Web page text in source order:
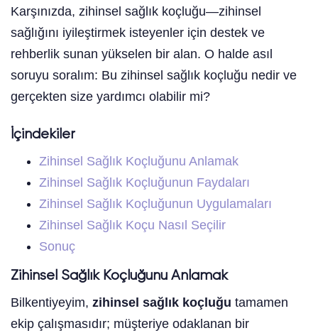
Karşınızda, zihinsel sağlık koçluğu—zihinsel
sağlığını iyileştirmek isteyenler için destek ve
rehberlik sunan yükselen bir alan. O halde asıl
soruyu soralım: Bu zihinsel sağlık koçluğu nedir ve
gerçekten size yardımcı olabilir mi?
İçindekiler
Zihinsel Sağlık Koçluğunu Anlamak
Zihinsel Sağlık Koçluğunun Faydaları
Zihinsel Sağlık Koçluğunun Uygulamaları
Zihinsel Sağlık Koçu Nasıl Seçilir
Sonuç
Zihinsel Sağlık Koçluğunu Anlamak
Bilkentiyeyim, zihinsel sağlık koçluğu tamamen
ekip çalışmasıdır; müşteriye odaklanan bir